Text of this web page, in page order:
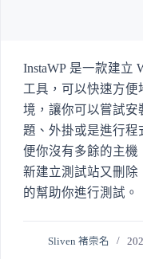
InstaWP 是一款建立
工具，可以快速方便
境，讓你可以嘗試安
題、外掛或是進行程
便你沒有多餘的主機
新建立測試站又刪除
的幫助你進行測試。
Sliven 褚崇名